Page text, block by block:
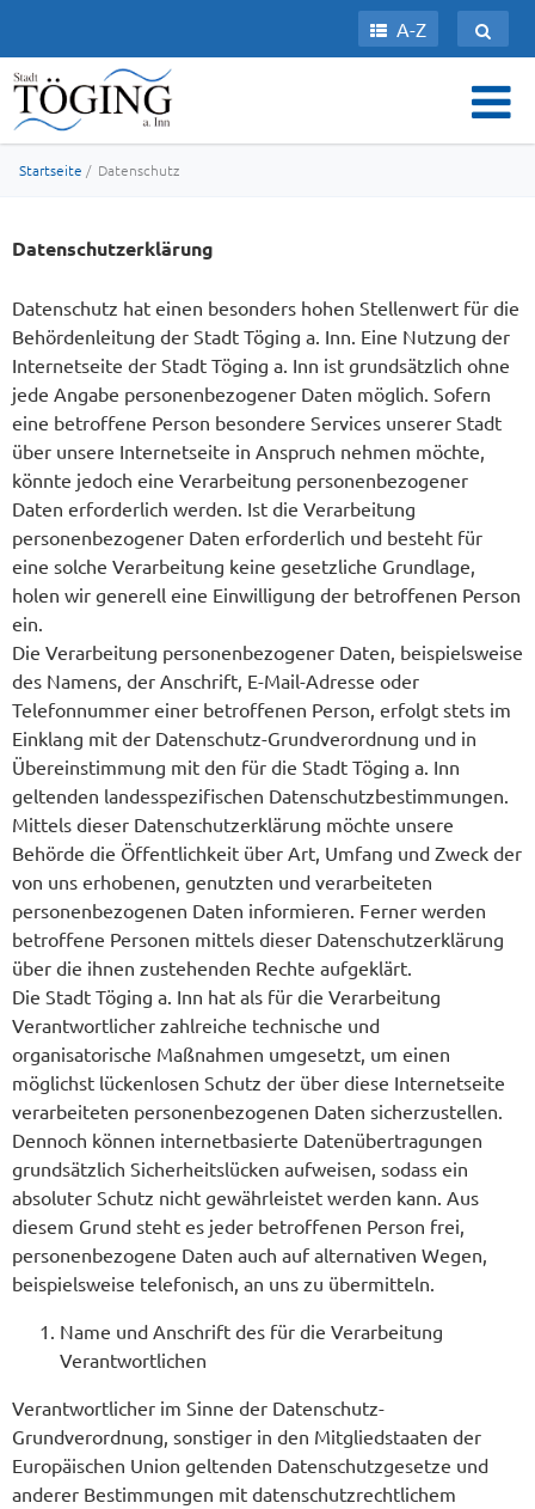
A-Z
Startseite / Datenschutz
Datenschutzerklärung
Datenschutz hat einen besonders hohen Stellenwert für die
Behördenleitung der Stadt Töging a. Inn. Eine Nutzung der
Internetseite der Stadt Töging a. Inn ist grundsätzlich ohne
jede Angabe personenbezogener Daten möglich. Sofern
eine betroffene Person besondere Services unserer Stadt
über unsere Internetseite in Anspruch nehmen möchte,
könnte jedoch eine Verarbeitung personenbezogener
Daten erforderlich werden. Ist die Verarbeitung
personenbezogener Daten erforderlich und besteht für
eine solche Verarbeitung keine gesetzliche Grundlage,
holen wir generell eine Einwilligung der betroffenen Person
ein.
Die Verarbeitung personenbezogener Daten, beispielsweise
des Namens, der Anschrift, E-Mail-Adresse oder
Telefonnummer einer betroffenen Person, erfolgt stets im
Einklang mit der Datenschutz-Grundverordnung und in
Übereinstimmung mit den für die Stadt Töging a. Inn
geltenden landesspezifischen Datenschutzbestimmungen.
Mittels dieser Datenschutzerklärung möchte unsere
Behörde die Öffentlichkeit über Art, Umfang und Zweck der
von uns erhobenen, genutzten und verarbeiteten
personenbezogenen Daten informieren. Ferner werden
betroffene Personen mittels dieser Datenschutzerklärung
über die ihnen zustehenden Rechte aufgeklärt.
Die Stadt Töging a. Inn hat als für die Verarbeitung
Verantwortlicher zahlreiche technische und
organisatorische Maßnahmen umgesetzt, um einen
möglichst lückenlosen Schutz der über diese Internetseite
verarbeiteten personenbezogenen Daten sicherzustellen.
Dennoch können internetbasierte Datenübertragungen
grundsätzlich Sicherheitslücken aufweisen, sodass ein
absoluter Schutz nicht gewährleistet werden kann. Aus
diesem Grund steht es jeder betroffenen Person frei,
personenbezogene Daten auch auf alternativen Wegen,
beispielsweise telefonisch, an uns zu übermitteln.
Name und Anschrift des für die Verarbeitung
Verantwortlichen
Verantwortlicher im Sinne der Datenschutz-
Grundverordnung, sonstiger in den Mitgliedstaaten der
Europäischen Union geltenden Datenschutzgesetze und
anderer Bestimmungen mit datenschutzrechtlichem